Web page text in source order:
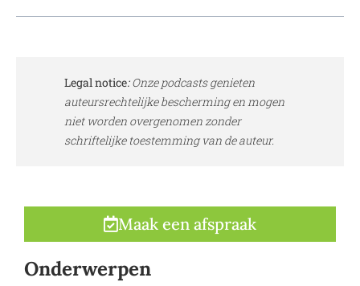
Legal notice:Onze podcasts genieten
auteursrechtelijke bescherming en mogen
niet worden overgenomen zonder
schriftelijke toestemming van de auteur.
Maak een afspraak
Onderwerpen